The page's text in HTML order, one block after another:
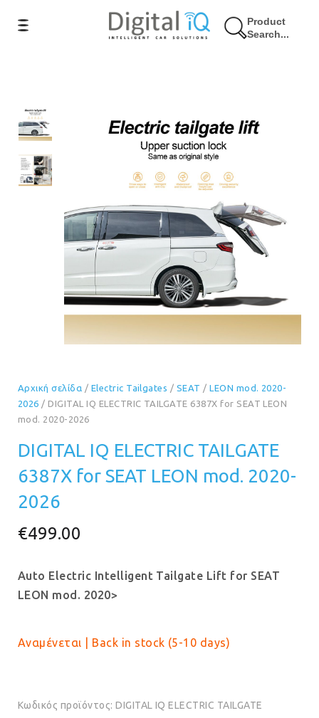
Product
Search...
Αρχική σελίδα / Electric Tailgates / SEAT /LEON mod. 2020-
2026 / DIGITAL IQ ELECTRIC TAILGATE 6387X for SEAT LEON
mod. 2020-2026
DIGITAL IQ ELECTRIC TAILGATE
6387X for SEAT LEON mod. 2020-
2026
€499.00
Auto Electric Intelligent Tailgate Lift for SEAT
LEON mod. 2020>
Αναμένεται | Back in stock (5-10 days)
Κωδικός προϊόντος:DIGITAL IQ ELECTRIC TAILGATE